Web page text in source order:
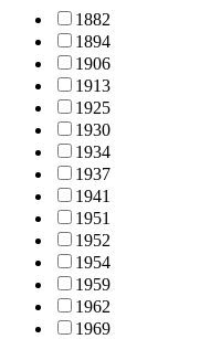
1882
1894
1906
1913
1925
1930
1934
1937
1941
1951
1952
1954
1959
1962
1969